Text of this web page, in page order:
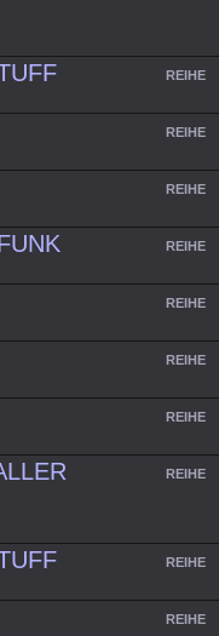
REIHE
REIHE
REIHE
REIHE
REIHE
REIHE
REIHE
REIHE
REIHE
REIHE